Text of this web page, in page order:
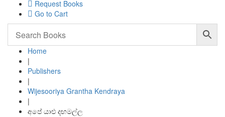
Request Books
Go to Cart
Home
|
Publishers
|
Wijesooriya Grantha Kendraya
|
අපේ යාළු දඟමල්ල